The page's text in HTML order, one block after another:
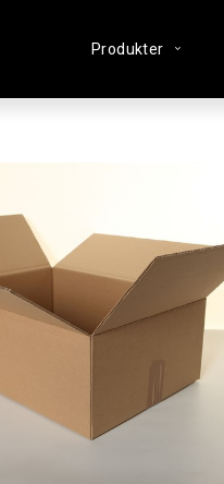
Produkter